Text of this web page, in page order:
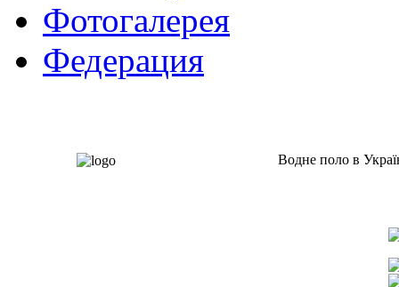
Фотогалерея
Федерация
Водне поло в